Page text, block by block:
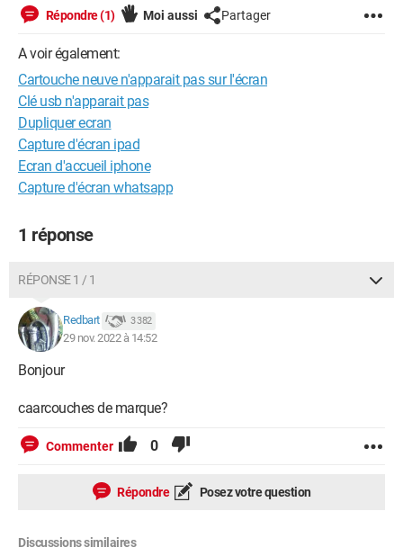
Répondre (1) Moi aussi Partager
A voir également:
Cartouche neuve n'apparait pas sur l'écran
Clé usb n'apparait pas
Dupliquer ecran
Capture d'écran ipad
Ecran d'accueil iphone
Capture d'écran whatsapp
1 réponse
RÉPONSE 1 / 1
Redbart 3 382
29 nov. 2022 à 14:52
Bonjour
caarcouches de marque?
Commenter 0
Répondre Posez votre question
Discussions similaires